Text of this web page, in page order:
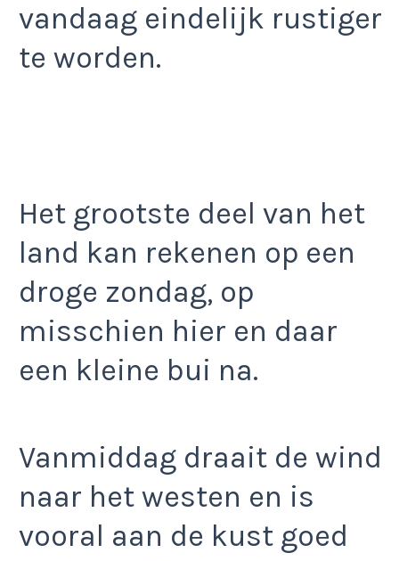
vandaag eindelijk rustiger
te worden.
Het grootste deel van het
land kan rekenen op een
droge zondag, op
misschien hier en daar
een kleine bui na.
Vanmiddag draait de wind
naar het westen en is
vooral aan de kust goed